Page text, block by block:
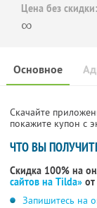
Цена без скидки:
∞
Основное
Скачайте
покажите купон с
ЧТО ВЫ
Скидка 100% на
сайтов на Tilda»
Запишитесь на